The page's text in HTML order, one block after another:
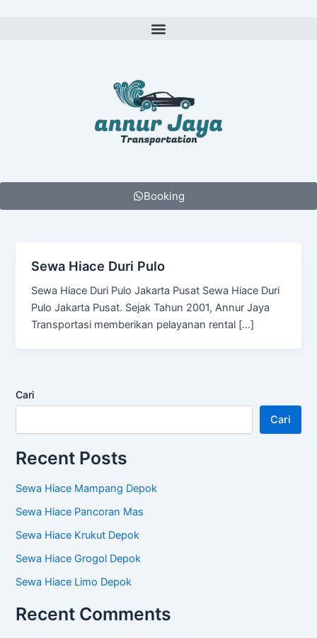
Menu
Booking
Sewa Hiace Duri Pulo
Sewa Hiace Duri Pulo Jakarta Pusat Sewa Hiace Duri
Pulo Jakarta Pusat. Sejak Tahun 2001, Annur Jaya
Transportasi memberikan pelayanan rental […]
Cari
Cari
Recent Posts
Sewa Hiace Mampang Depok
Sewa Hiace Pancoran Mas
Sewa Hiace Krukut Depok
Sewa Hiace Grogol Depok
Sewa Hiace Limo Depok
Recent Comments